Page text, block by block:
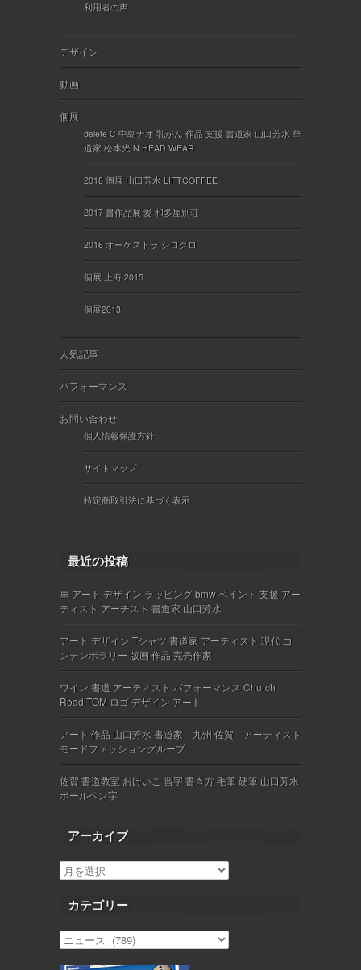
利用者の声
デザイン
動画
個展
delete C 中島ナオ 乳がん 作品 支援 書道家 山口芳水 華
道家 松本光 N HEAD WEAR
2018 個展 山口芳水 LIFTCOFFEE
2017 書作品展 愛 和多屋別荘
2016 オーケストラ シロクロ
個展 上海 2015
個展2013
人気記事
パフォーマンス
お問い合わせ
個人情報保護方針
サイトマップ
特定商取引法に基づく表示
最近の投稿
車 アート デザイン ラッピング bmw ペイント 支援 アー
ティスト アーチスト 書道家 山口芳水
アート デザイン Tシャツ 書道家 アーティスト 現代 コ
ンテンポラリー 版画 作品 完売作家
ワイン 書道 アーティスト パフォーマンス Church
Road TOM ロゴ デザイン アート
アート 作品 山口芳水 書道家 九州 佐賀 アーティスト
モードファッショングループ
佐賀 書道教室 おけいこ 習字 書き方 毛筆 硬筆 山口芳水
ボールペン字
アーカイブ
カテゴリー